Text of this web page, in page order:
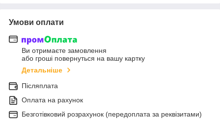
Умови оплати
Ви отримаєте замовлення
або гроші повернуться на вашу картку
Детальніше
Післяплата
Оплата на рахунок
Безготівковий розрахунок (передоплата за реквізитами)